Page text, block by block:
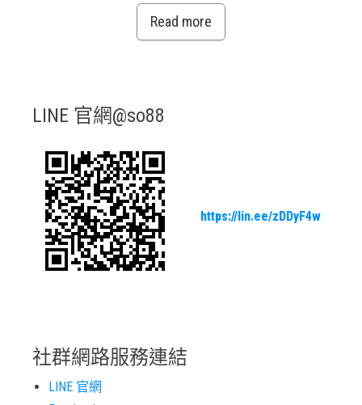
Read more
LINE 官網@so88
https://lin.ee/zDDyF4w
社群網路服務連結
LINE 官網